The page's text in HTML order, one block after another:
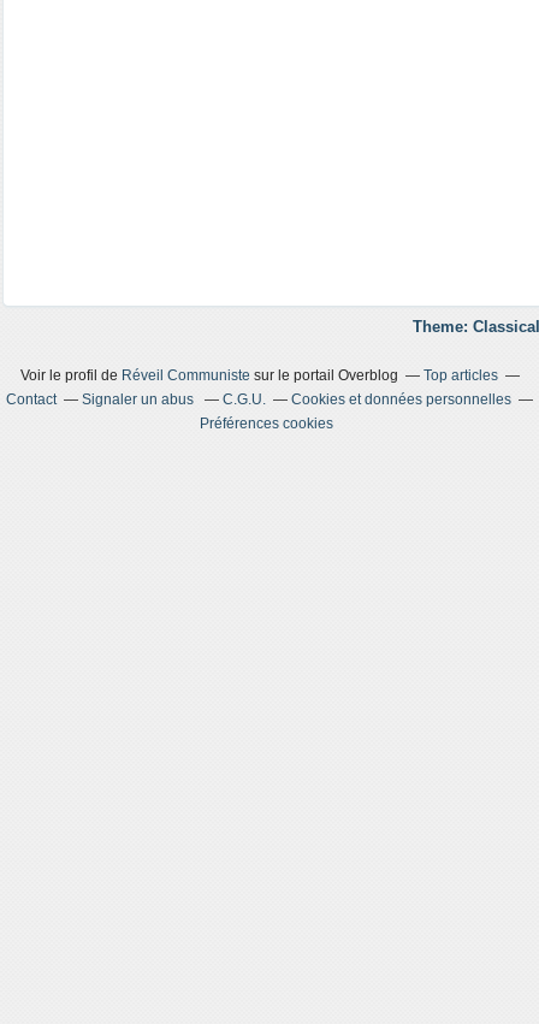
Theme:
Voir le profil de Réveil Communiste sur le portail Overblog
Top articles
Contact
Signaler un abus C.G.U.
Cookies et données personnelles
Préférences cookies